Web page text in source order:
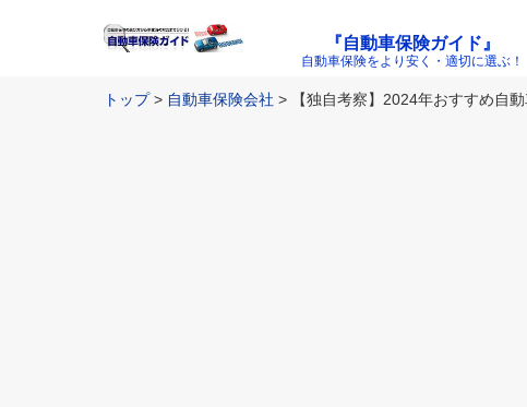
『自動車保険ガイド』
自動車保険をより安く・適切に選ぶ！
トップ 自動車保険会社 【独自考察】2024年おすすめ自